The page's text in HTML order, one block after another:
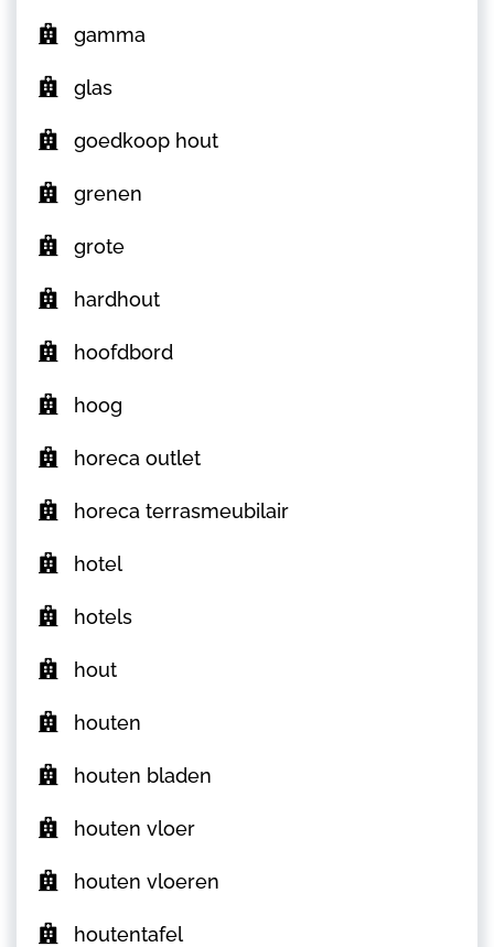
gamma
glas
goedkoop hout
grenen
grote
hardhout
hoofdbord
hoog
horeca outlet
horeca terrasmeubilair
hotel
hotels
hout
houten
houten bladen
houten vloer
houten vloeren
houtentafel